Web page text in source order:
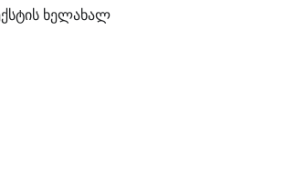
ხელახალ